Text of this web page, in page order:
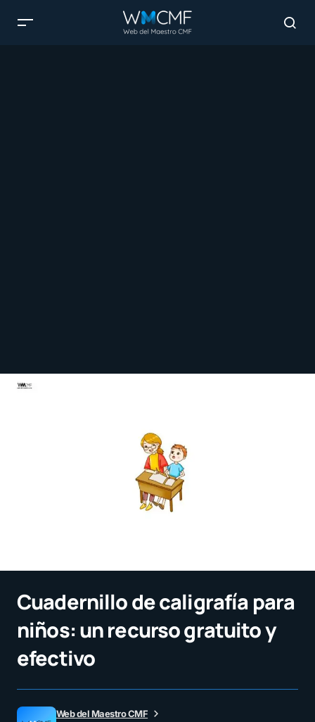
Cuadernillo de caligrafía para
niños: un recurso gratuito y
efectivo
Web del Maestro CMF